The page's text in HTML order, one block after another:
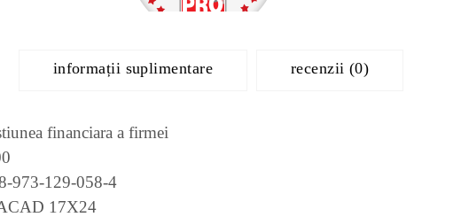
informații suplimentare recenzii (0)
financiara a firmei
973-129-058-4
17X24